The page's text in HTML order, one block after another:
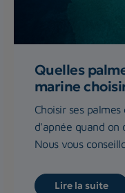
Quelles
marine
Choisir ses
d'apnée quand on
Nous vous
Lire la suite